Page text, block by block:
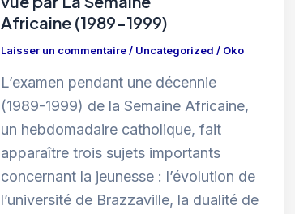
Africaine (1989-1999)
Laisser un commentaire/ Uncategorized / Oko
L’examen pendant une décennie
(1989-1999) de la Semaine Africaine,
un hebdomadaire catholique, fait
apparaître trois sujets importants
concernant la jeunesse : l’évolution de
l’université de Brazzaville, la dualité de